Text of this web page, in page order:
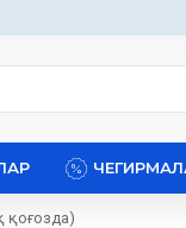
қоғозда)